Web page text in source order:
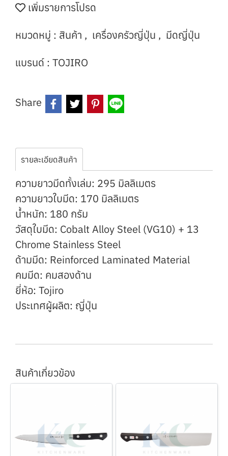
เพิ่มรายการโปรด
หมวดหมู่ : สินค้า , เครื่องครัวญี่ปุ่น , มีดญี่ปุ่น
แบรนด์ : TOJIRO
Share
รายละเอียดสินค้า
ความยาวมีดทั้งเล่ม: 295 มิลลิเมตร
ความยาวใบมีด: 170 มิลลิเมตร
น้ำหนัก: 180 กรัม
วัสดุใบมีด: Cobalt Alloy Steel (VG10) + 13
Chrome Stainless Steel
ด้ามมีด: Reinforced Laminated Material
คมมีด: คมสองด้าน
ยี่ห้อ: Tojiro
ประเทศผู้ผลิต: ญี่ปุ่น
สินค้าเกี่ยวข้อง